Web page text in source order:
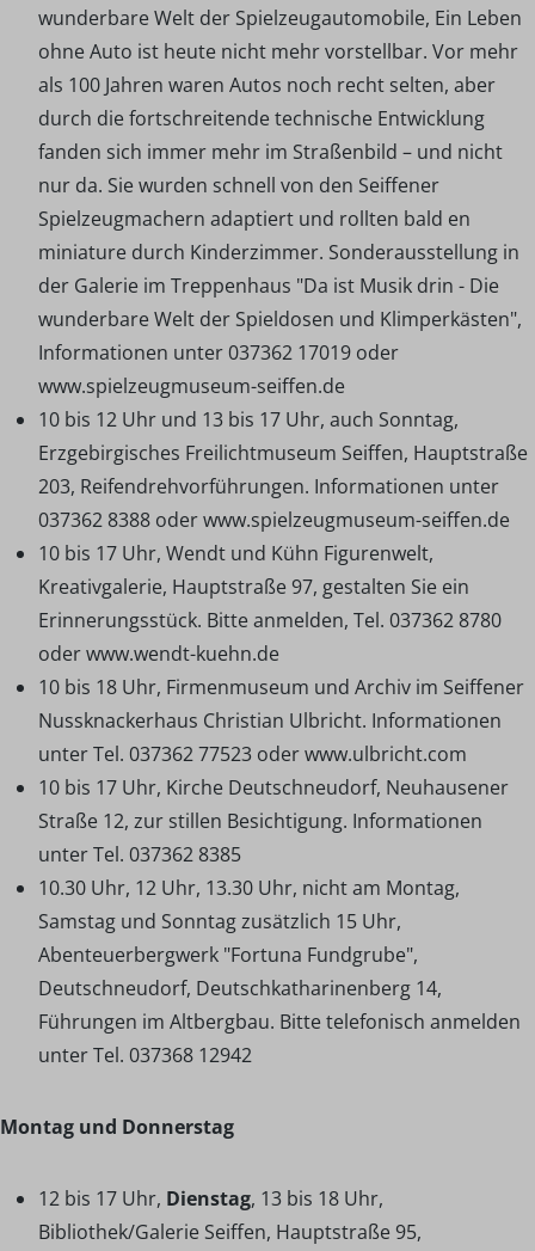
wunderbare Welt der Spielzeugautomobile, Ein Leben
ohne Auto ist heute nicht mehr vorstellbar. Vor mehr
als 100 Jahren waren Autos noch recht selten, aber
durch die fortschreitende technische Entwicklung
fanden sich immer mehr im Straßenbild – und nicht
nur da. Sie wurden schnell von den Seiffener
Spielzeugmachern adaptiert und rollten bald en
miniature durch Kinderzimmer. Sonderausstellung in
der Galerie im Treppenhaus "Da ist Musik drin - Die
wunderbare Welt der Spieldosen und Klimperkästen",
Informationen unter 037362 17019 oder
www.spielzeugmuseum-seiffen.de
10 bis 12 Uhr und 13 bis 17 Uhr, auch Sonntag,
Erzgebirgisches Freilichtmuseum Seiffen, Hauptstraße
203, Reifendrehvorführungen. Informationen unter
037362 8388 oder www.spielzeugmuseum-seiffen.de
10 bis 17 Uhr, Wendt und Kühn Figurenwelt,
Kreativgalerie, Hauptstraße 97, gestalten Sie ein
Erinnerungsstück. Bitte anmelden, Tel. 037362 8780
oder www.wendt-kuehn.de
10 bis 18 Uhr, Firmenmuseum und Archiv im Seiffener
Nussknackerhaus Christian Ulbricht. Informationen
unter Tel. 037362 77523 oder www.ulbricht.com
10 bis 17 Uhr, Kirche Deutschneudorf, Neuhausener
Straße 12, zur stillen Besichtigung. Informationen
unter Tel. 037362 8385
10.30 Uhr, 12 Uhr, 13.30 Uhr, nicht am Montag,
Samstag und Sonntag zusätzlich 15 Uhr,
Abenteuerbergwerk "Fortuna Fundgrube",
Deutschneudorf, Deutschkatharinenberg 14,
Führungen im Altbergbau. Bitte telefonisch anmelden
unter Tel. 037368 12942
Montag und Donnerstag
12 bis 17 Uhr, Dienstag, 13 bis 18 Uhr,
Bibliothek/Galerie Seiffen, Hauptstraße 95,